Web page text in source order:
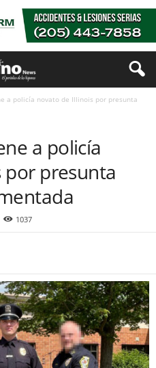
a policía novato de Illinois por presunta
a policía
por presunta
1037